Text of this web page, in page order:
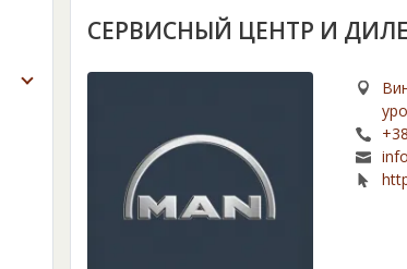
СЕРВИСНЫЙ ЦЕНТР И